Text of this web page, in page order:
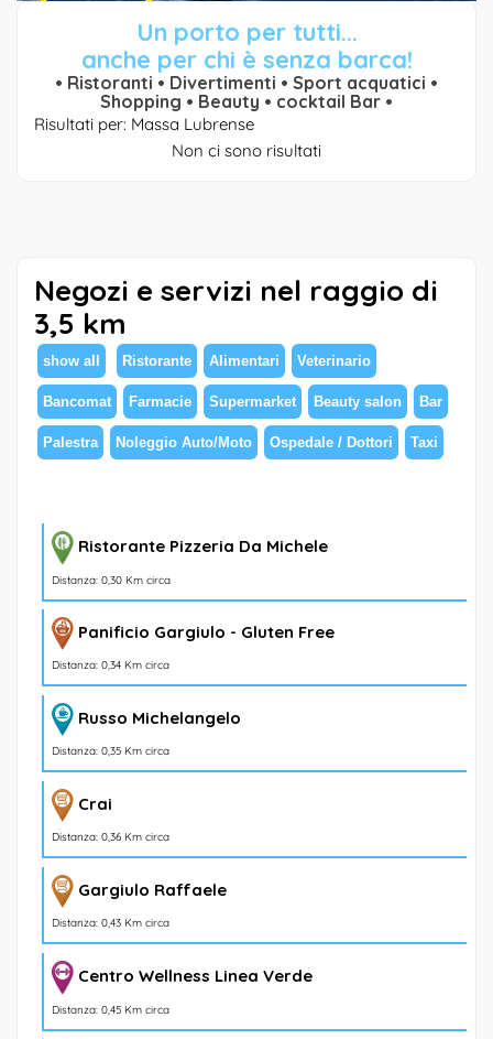
Un porto per tutti...
anche per chi è senza barca!
• Ristoranti • Divertimenti • Sport acquatici •
Shopping • Beauty • cocktail Bar •
Risultati per: Massa Lubrense
Non ci sono risultati
Negozi e servizi nel raggio di
3,5 km
show all Ristorante Alimentari Veterinario
Bancomat Farmacie Supermarket Beauty salon Bar
Palestra Noleggio Auto/Moto Ospedale / Dottori Taxi
Ristorante Pizzeria Da Michele
Distanza: 0,30 Km circa
Panificio Gargiulo - Gluten Free
Distanza: 0,34 Km circa
Russo Michelangelo
Distanza: 0,35 Km circa
Crai
Distanza: 0,36 Km circa
Gargiulo Raffaele
Distanza: 0,43 Km circa
Centro Wellness Linea Verde
Distanza: 0,45 Km circa